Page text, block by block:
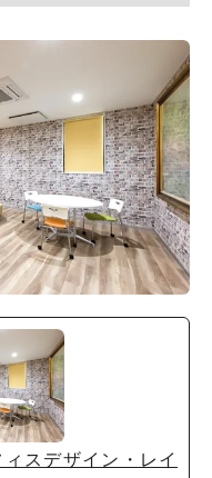
スデザイン・レイ